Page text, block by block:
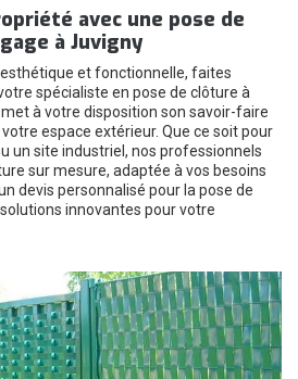
avec une pose de
à Juvigny
et fonctionnelle, faites
spécialiste en pose de clôture à
à votre disposition son savoir-faire
espace extérieur. Que ce soit pour
un site industriel, nos professionnels
sur mesure, adaptée à vos besoins
devis personnalisé pour la pose de
innovantes pour votre